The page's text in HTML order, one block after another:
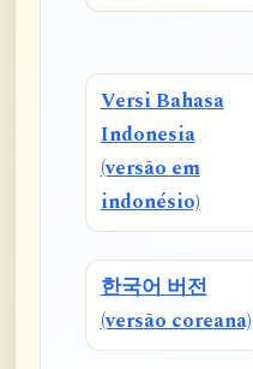
Versi Bahasa
Indonesia
(versão em
indonésio)
한국어 버전
(versão coreana)